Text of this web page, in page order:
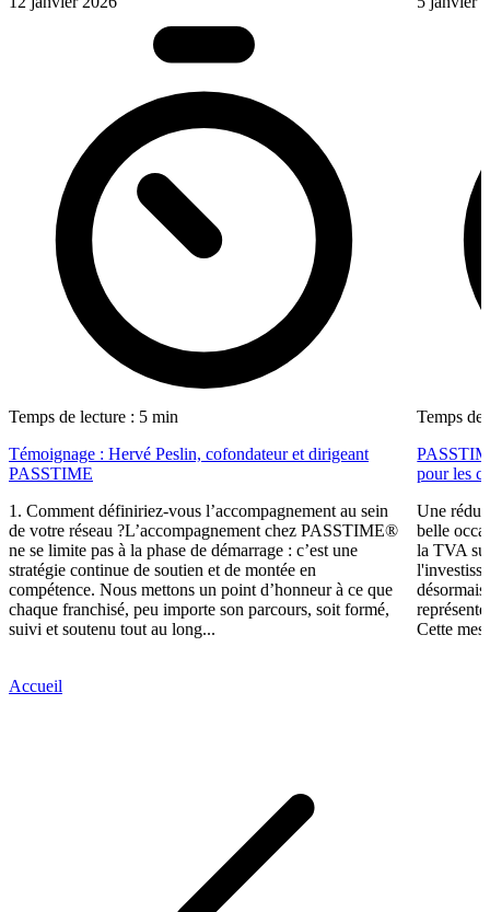
Temps de lecture : 5 min
Témoignage : Hervé Peslin, cofondateur et dirigeant
PASSTIME
1. Comment définiriez-vous l’accompagnement au sein
de votre réseau ?L’accompagnement chez PASSTIME®
ne se limite pas à la phase de démarrage : c’est une
stratégie continue de soutien et de montée en
compétence. Nous mettons un point d’honneur à ce que
chaque franchisé, peu importe son parcours, soit formé,
suivi et soutenu tout au long...
Temps de
pour les
Une
belle
la TVA
Cette
Accueil